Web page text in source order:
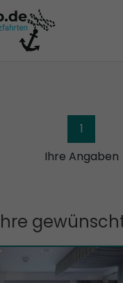
1
Ihre Angaben